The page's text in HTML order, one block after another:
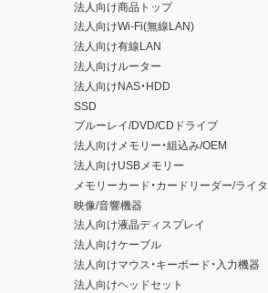
法人向け商品トップ
法人向けWi-Fi(無線LAN)
法人向け有線LAN
法人向けルーター
法人向けNAS・HDD
SSD
ブルーレイ/DVD/CDドライブ
法人向けメモリー・組込み/OEM
法人向けUSBメモリー
メモリーカード・カードリーダー/ライ
映像/音響機器
法人向け液晶ディスプレイ
法人向けケーブル
法人向けマウス・キーボード・入力機器
法人向けヘッドセット